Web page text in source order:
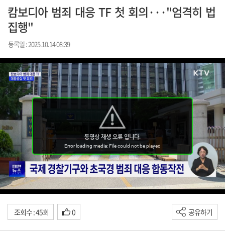
캄보디아 범죄 대응 TF 첫 회의···"엄격히 법
집행"
등록일 : 2025.10.14 08:39
조회수 : 45회 0 공유하기